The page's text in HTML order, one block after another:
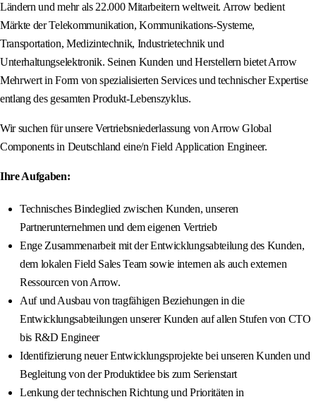
Ländern und mehr als 22.000 Mitarbeitern weltweit. Arrow bedient
Märkte der Telekommunikation, Kommunikations-Systeme,
Transportation, Medizintechnik, Industrietechnik und
Unterhaltungselektronik. Seinen Kunden und Herstellern bietet Arrow
Mehrwert in Form von spezialisierten Services und technischer Expertise
entlang des gesamten Produkt-Lebenszyklus.
Wir suchen für unsere Vertriebsniederlassung von Arrow Global
Components in Deutschland eine/n Field Application Engineer.
Ihre Aufgaben:
Technisches Bindeglied zwischen Kunden, unseren
Partnerunternehmen und dem eigenen Vertrieb
Enge Zusammenarbeit mit der Entwicklungsabteilung des Kunden,
dem lokalen Field Sales Team sowie internen als auch externen
Ressourcen von Arrow.
Auf und Ausbau von tragfähigen Beziehungen in die
Entwicklungsabteilungen unserer Kunden auf allen Stufen von CTO
bis R&D Engineer
Identifizierung neuer Entwicklungsprojekte bei unseren Kunden und
Begleitung von der Produktidee bis zum Serienstart
Lenkung der technischen Richtung und Prioritäten in